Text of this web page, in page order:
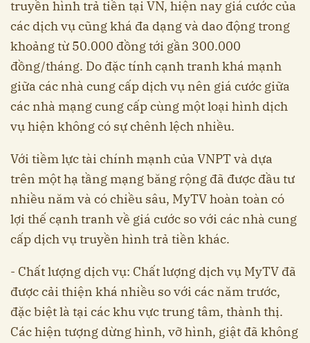
truyền hình trả tiền tại VN, hiện nay giá cước của
các dịch vụ cũng khá đa dạng và dao động trong
khoảng từ 50.000 đồng tới gần 300.000
đồng/tháng. Do đặc tính cạnh tranh khá mạnh
giữa các nhà cung cấp dịch vụ nên giá cước giữa
các nhà mạng cung cấp cùng một loại hình dịch
vụ hiện không có sự chênh lệch nhiều.
Với tiềm lực tài chính mạnh của VNPT và dựa
trên một hạ tầng mạng băng rộng đã được đầu tư
nhiều năm và có chiều sâu, MyTV hoàn toàn có
lợi thế cạnh tranh về giá cước so với các nhà cung
cấp dịch vụ truyền hình trả tiền khác.
- Chất lượng dịch vụ: Chất lượng dịch vụ MyTV đã
được cải thiện khá nhiều so với các năm trước,
đặc biệt là tại các khu vực trung tâm, thành thị.
Các hiện tượng dừng hình, vỡ hình, giật đã không